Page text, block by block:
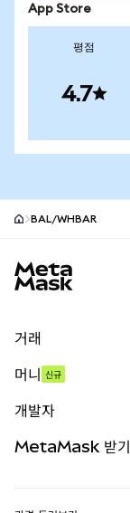
App Store
평점
4.7
BAL/WHBAR
거래
무기한 선물
실물자산
머니 신규
개발자
MetaMask 받기